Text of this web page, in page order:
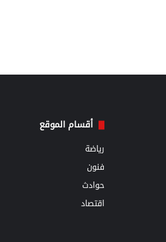
أقسام الموقع
رياضة
فنون
حوادث
اقتصاد